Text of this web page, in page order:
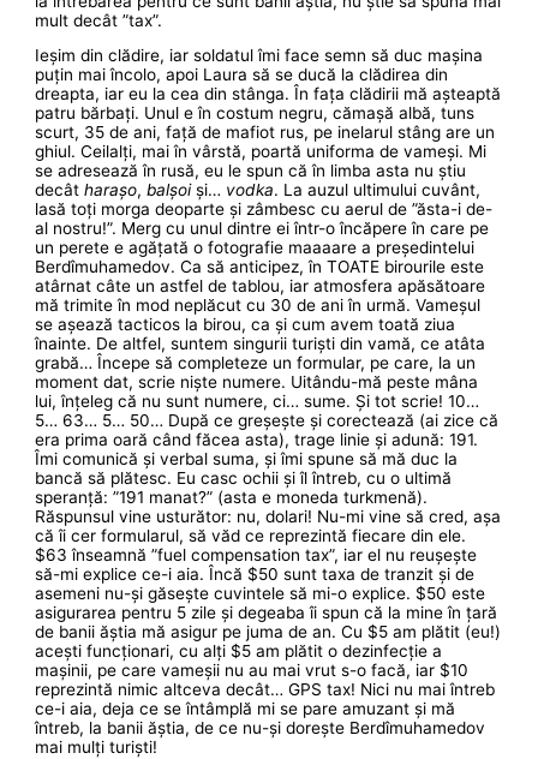
mult decât ”tax”.
Ieșim din clădire, iar soldatul îmi face semn să duc mașina
puțin mai încolo, apoi Laura să se ducă la clădirea din
dreapta, iar eu la cea din stânga. În fața clădirii mă așteaptă
patru bărbați. Unul e în costum negru, cămașă albă, tuns
scurt, 35 de ani, față de mafiot rus, pe inelarul stâng are un
ghiul. Ceilalți, mai în vârstă, poartă uniforma de vameși. Mi
se adresează în rusă, eu le spun că în limba asta nu știu
decâtharașo,balșoiși… vodka. La auzul ultimului cuvânt,
lasă toți morga deoparte și zâmbesc cu aerul de ”ăsta-i de-
al nostru!”. Merg cu unul dintre ei într-o încăpere în care pe
un perete e agățată o fotografie maaaare a președintelui
Berdîmuhamedov. Ca să anticipez, în TOATE birourile este
atârnat câte un astfel de tablou, iar atmosfera apăsătoare
mă trimite în mod neplăcut cu 30 de ani în urmă. Vameșul
se așează tacticos la birou, ca și cum avem toată ziua
înainte. De altfel, suntem singurii turiști din vamă, ce atâta
grabă… Începe să completeze un formular, pe care, la un
moment dat, scrie niște numere. Uitându-mă peste mâna
lui, înțeleg că nu sunt numere, ci… sume. Și tot scrie! 10…
5… 63… 5… 50… După ce greșește și corectează (ai zice că
era prima oară când făcea asta), trage linie și adună: 191.
Îmi comunică și verbal suma, și îmi spune să mă duc la
bancă să plătesc. Eu casc ochii și îl întreb, cu o ultimă
speranță: ”191 manat?” (asta e moneda turkmenă).
Răspunsul vine usturător: nu, dolari! Nu-mi vine să cred, așa
că îi cer formularul, să văd ce reprezintă fiecare din ele.
$63 înseamnă ”fuel compensation tax”, iar el nu reușește
să-mi explice ce-i aia. Încă $50 sunt taxa de tranzit și de
asemeni nu-și găsește cuvintele să mi-o explice. $50 este
asigurarea pentru 5 zile și degeaba îi spun că la mine în țară
de banii ăștia mă asigur pe juma de an. Cu $5 am plătit (eu!)
acești funcționari, cu alți $5 am plătit o dezinfecție a
mașinii, pe care vameșii nu au mai vrut s-o facă, iar $10
reprezintă nimic altceva decât… GPS tax! Nici nu mai întreb
ce-i aia, deja ce se întâmplă mi se pare amuzant și mă
întreb, la banii ăștia, de ce nu-și dorește Berdîmuhamedov
mai mulți turiști!